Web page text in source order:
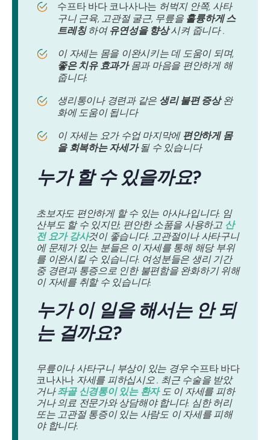
수프타 바다 코나사나는 허벅지 안쪽, 사타
구니 근육, 고관절 굴근, 무릎을 훌륭하게 스
트레칭하여 유연성을 향상시켜 줍니다 .
이 자세는 몸을 이완시키는 데 도움이 되며,
좋은 치유 효과가몸과 마음을 편안하게 해
줍니다.
생리통이나 경련과 같은 생리 불편 증상완
화에 도움이 됩니다
이 자세는 요가 수업 마지막에 편안하게 몸
을 회복하는 자세가될 수 있습니다
누가 할 수 있을까요?
초보자도 편안하게 할 수 있는 아사나입니다. 임
산부도 할 수 있지만, 편안한 소품을 사용하고 산
전 요가 강사것이 좋습니다. 고관절이나 사타구니
에 문제가 있는 분들은 이 자세를 통해 해당 부위
를 이완시킬 수 있습니다. 여성분들은 생리 기간
중 경련과 통증으로 인한 불편함을 완화하기 위해
이 자세를 취할 수 있습니다.
누가 이 일을 해서는 안 되
는 걸까요?
무릎이나 사타구니 부상이 있는 경우 수프타 바다
코나사나 자세를 피하십시오 . 최근 수술을 받았
거나좌골 신경통이 있는 환자도 이 자세를 피하
거나 의료 전문가와 상담해야 합니다. 심한 허리
또는 고관절 통증이 있는 사람도 이 자세를 피해
야 합니다.